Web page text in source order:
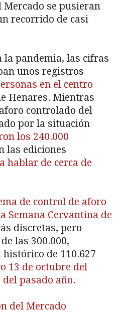
se pusieran
recorrido de casi
la pandemia, las cifras
unos registros
en el centro
Henares. Mientras
controlado del
por la situación
los 240.000
las ediciones
hablar de cerca de
de control de aforo
Semana Cervantina de
discretas, pero
las 300.000,
de 110.627
13 de octubre del
pasado año.
del Mercado